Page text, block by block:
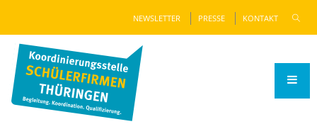
NEWSLETTER PRESSE KONTAKT